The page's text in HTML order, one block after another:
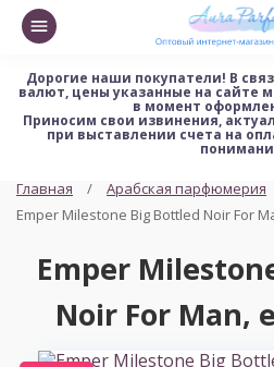
Дорогие наши покупатели! В
валют, цены указанные на сайте
в момент
Приносим свои извинения,
при выставлении счета на
Главная Арабская парфюмерия
Emper Milestone Big Bottled Noir For
Emper
Noir For Man,